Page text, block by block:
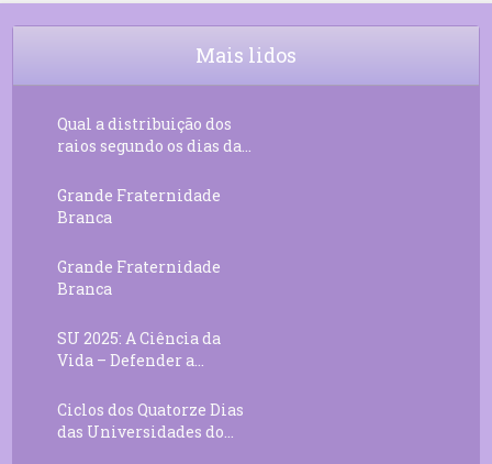
10
04:43
Decreto 50.03 – Diante da Vossa
Mais lidos
Qual a distribuição dos
raios segundo os dias da...
Grande Fraternidade
Branca
Grande Fraternidade
Branca
SU 2025: A Ciência da
Vida – Defender a...
Ciclos dos Quatorze Dias
das Universidades do...